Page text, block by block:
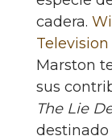
cadera.
Television
Marston
sus
The Lie
destinado